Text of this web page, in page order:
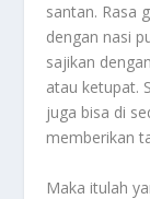
santan. Rasa
dengan nasi
sajikan
atau ketupat.
juga bisa di
memberikan
Maka itulah